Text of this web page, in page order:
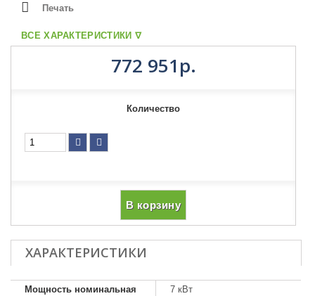
Печать
ВСЕ ХАРАКТЕРИСТИКИ ᐁ
772 951р.
Количество
В корзину
ХАРАКТЕРИСТИКИ
Мощность номинальная
7 кВт